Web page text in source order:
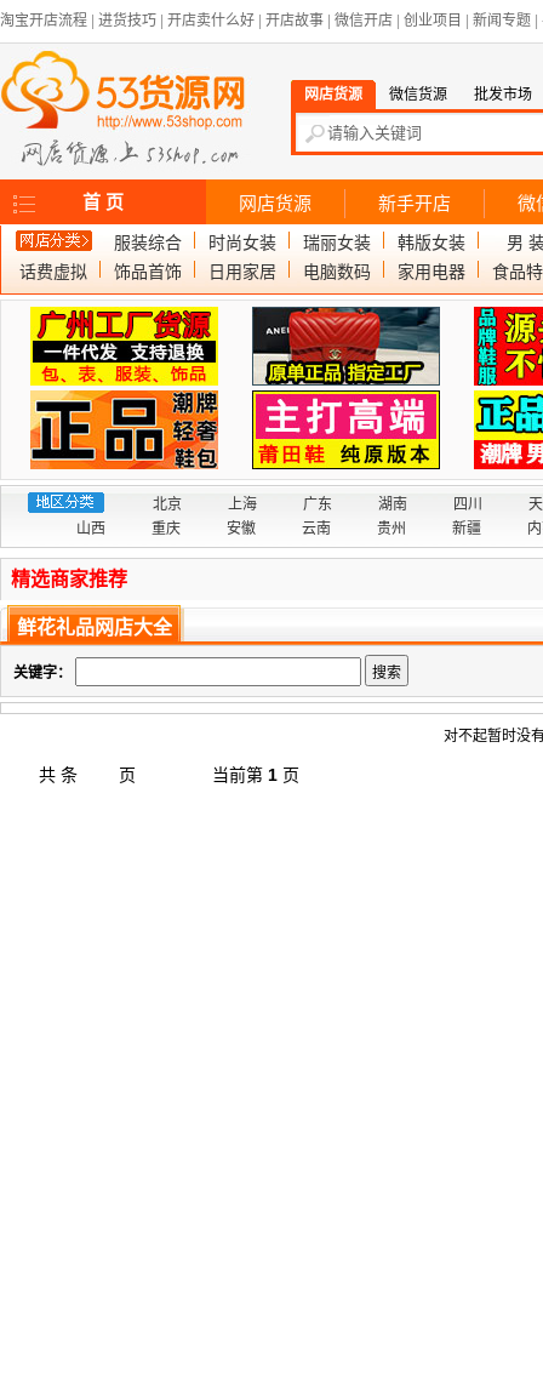
淘宝开店流程 进货技巧 开店卖什么好 开店故事 微信开店 创业项目 新闻专题
网店货源 微信货源 批发市场
首 页 网店货源 新手开店
微
服装综合
时尚女装 瑞丽女装 韩版女装
男
话费虚拟
饰品首饰 日用家居 电脑数码 家用电器 食品
北京 上海 广东 湖南 四川
山西
重庆 安徽 云南 贵州 新疆
精选商家推荐
鲜花礼品网店大全
关键字：
对不起暂时没
共 条 页 当前第 1页